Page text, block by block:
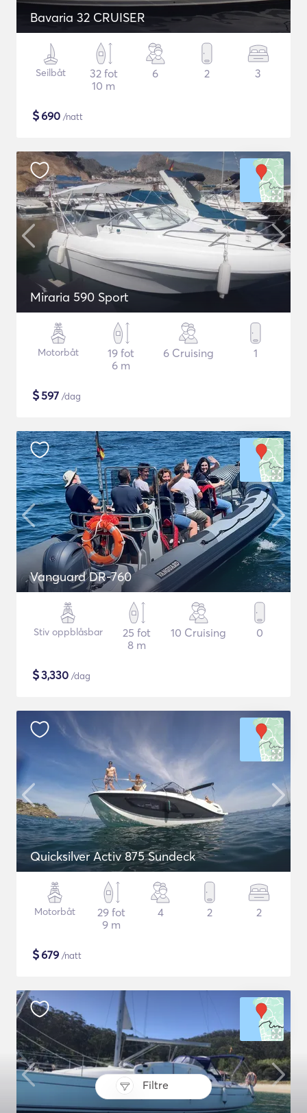
Filtre
Bavaria 32 CRUISER
Seilbåt
32 fot
10 m
6 2 3
$690 /natt
Miraria 590 Sport
Motorbåt
19 fot
6 m
6 Cruising 1
$597 /dag
Vanguard DR-760
Stiv oppblåsbar
25 fot
8 m
10 Cruising 0
$3,330 /dag
Quicksilver Activ 875 Sundeck
Motorbåt
29 fot
9 m
4 2 2
$679 /natt